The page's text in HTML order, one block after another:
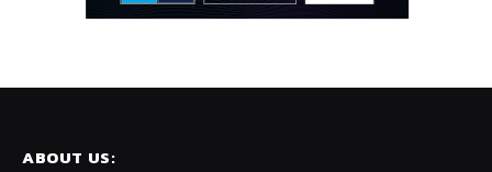
ABOUT US: